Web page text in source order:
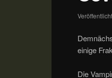
einige
Die